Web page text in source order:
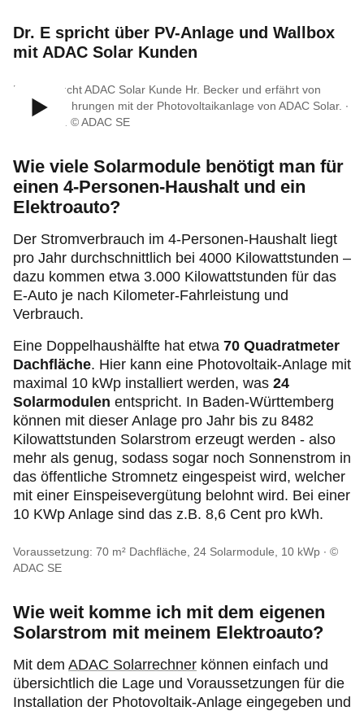
Dr. E spricht über PV-Anlage und Wallbox
mit ADAC Solar Kunden
Dr. E besucht ADAC Solar Kunde Hr. Becker und erfährt von
seinen Erfahrungen mit der Photovoltaikanlage von ADAC Solar. ∙
Bild/Video: © ADAC SE
Wie viele Solarmodule benötigt man für
einen 4-Personen-Haushalt und ein
Elektroauto?
Der Stromverbrauch im 4-Personen-Haushalt liegt
pro Jahr durchschnittlich bei 4000 Kilowattstunden –
dazu kommen etwa 3.000 Kilowattstunden für das
E-Auto je nach Kilometer-Fahrleistung und
Verbrauch.
Eine Doppelhaushälfte hat etwa 70 Quadratmeter
Dachfläche. Hier kann eine Photovoltaik-Anlage mit
maximal 10 kWp installiert werden, was 24
Solarmodulen entspricht. In Baden-Württemberg
können mit dieser Anlage pro Jahr bis zu 8482
Kilowattstunden Solarstrom erzeugt werden - also
mehr als genug, sodass sogar noch Sonnenstrom in
das öffentliche Stromnetz eingespeist wird, welcher
mit einer Einspeisevergütung belohnt wird. Bei einer
10 KWp Anlage sind das z.B. 8,6 Cent pro kWh.
Voraussetzung: 70 m² Dachfläche, 24 Solarmodule, 10 kWp
©
ADAC SE
Wie weit komme ich mit dem eigenen
Solarstrom mit meinem Elektroauto?
Mit dem ADAC Solarrechner können einfach und
übersichtlich die Lage und Voraussetzungen für die
Installation der Photovoltaik-Anlage eingegeben und